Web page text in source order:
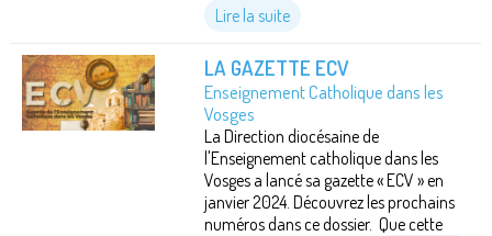
Lire la suite
LA GAZETTE ECV
Enseignement Catholique dans les
Vosges
La Direction diocésaine de
l'Enseignement catholique dans les
Vosges a lancé sa gazette « ECV » en
janvier 2024. Découvrez les prochains
numéros dans ce dossier. Que cette